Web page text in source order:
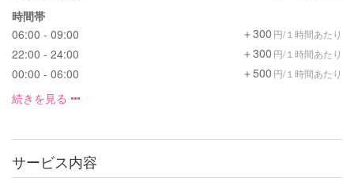
時間帯
06:00 - 09:00
＋300 円/１時間あたり
22:00 - 24:00 ＋300 円/１時間あたり
00:00 - 06:00 ＋500 円/１時間あたり
続きを見る
サービス内容